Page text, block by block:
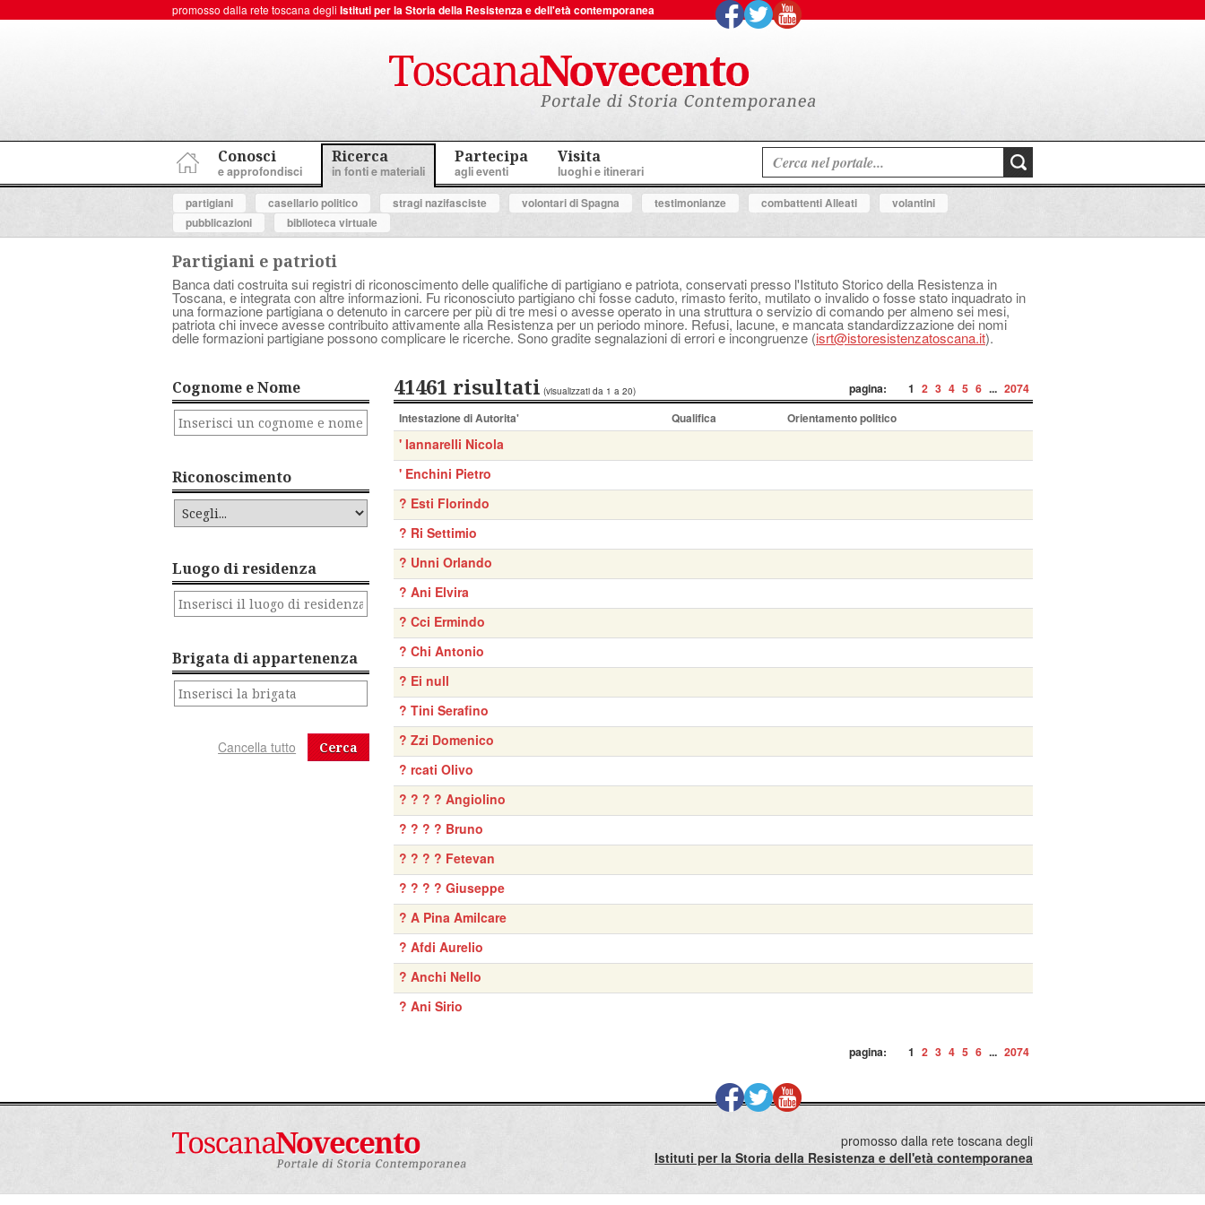
promosso dalla rete toscana degli Istituti per la Storia della Resistenza e dell'età contemporanea
Conosci
e approfondisci
Ricerca
in fonti e materiali
Partecipa
agli eventi
Visita
luoghi e itinerari
partigiani
casellario politico stragi nazifasciste volontari di Spagna testimonianze combattenti Alleati
volantini
pubblicazioni
biblioteca virtuale
Partigiani e patrioti
Banca dati costruita sui registri di riconoscimento delle qualifiche di partigiano e patriota, conservati presso l'Istituto Storico della Resistenza in
Toscana, e integrata con altre informazioni. Fu riconosciuto partigiano chi fosse caduto, rimasto ferito, mutilato o invalido o fosse stato inquadrato in
una formazione partigiana o detenuto in carcere per più di tre mesi o avesse operato in una struttura o servizio di comando per almeno sei mesi,
patriota chi invece avesse contribuito attivamente alla Resistenza per un periodo minore. Refusi, lacune, e mancata standardizzazione dei nomi
delle formazioni partigiane possono complicare le ricerche. Sono gradite segnalazioni di errori e incongruenze (isrt@istoresistenzatoscana.it).
Cognome e Nome
Riconoscimento
Luogo di residenza
Brigata di appartenenza
Cerca
pagina: 1 2 3 4 5 6 ... 2074
41461 risultati (visualizzati da 1 a 20)
Intestazione di Autorita' Qualifica Orientamento politico
' Iannarelli Nicola
' Enchini Pietro
? Esti Florindo
? Ri Settimio
? Unni Orlando
? Ani Elvira
? Cci Ermindo
? Chi Antonio
? Ei null
? Tini Serafino
? Zzi Domenico
? rcati Olivo
? ? ? ? Angiolino
? ? ? ? Bruno
? ? ? ? Fetevan
? ? ? ? Giuseppe
? A Pina Amilcare
? Afdi Aurelio
? Anchi Nello
? Ani Sirio
pagina: 1 2 3 4 5 6 ... 2074
promosso dalla rete toscana degli
Istituti per la Storia della Resistenza e dell'età contemporanea